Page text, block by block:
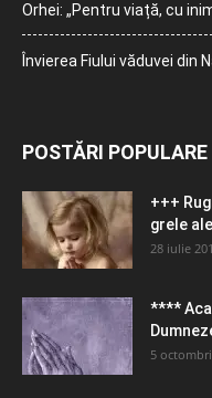
Orhei: „Pentru viață, cu
Învierea Fiului văduvei din
POSTĂRI POPULARE
+++
grele
28 iulie
****
5